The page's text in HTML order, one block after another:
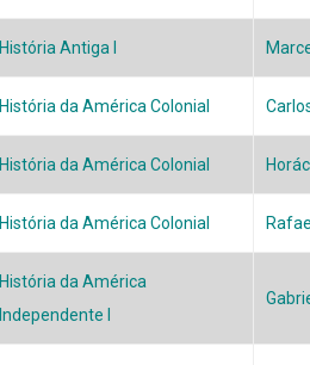
História Antiga I
História da América Colonial
História da América Colonial
História da América Colonial
História da América
Independente I